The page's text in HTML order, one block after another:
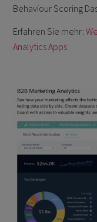
Behaviour Scoring
Erfahren Sie mehr:
Analytics Apps